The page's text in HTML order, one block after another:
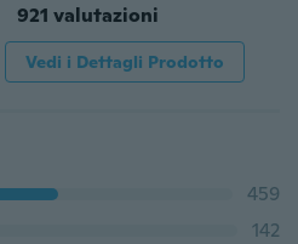
921 valutazioni
Vedi i Dettagli Prodotto
459
142